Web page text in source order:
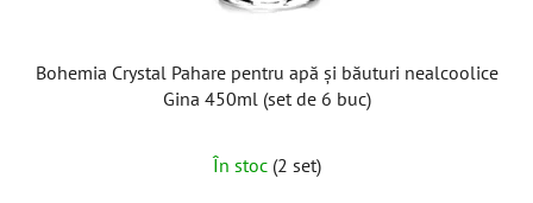
Bohemia Crystal Pahare pentru apă și băuturi nealcoolice
Gina 450ml (set de 6 buc)
În stoc (2 set)